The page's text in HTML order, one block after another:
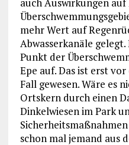
auch Auswirkungen
mehr Wert auf
Abwasserkanäle
Punkt der
Epe auf. Das ist erst
Fall gewesen. Wäre es
Ortskern durch einen
Dinkelwiesen im Park
schon mal jemand aus